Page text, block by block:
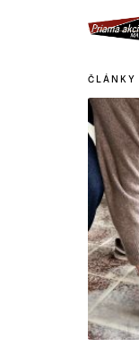
ČLÁNKY